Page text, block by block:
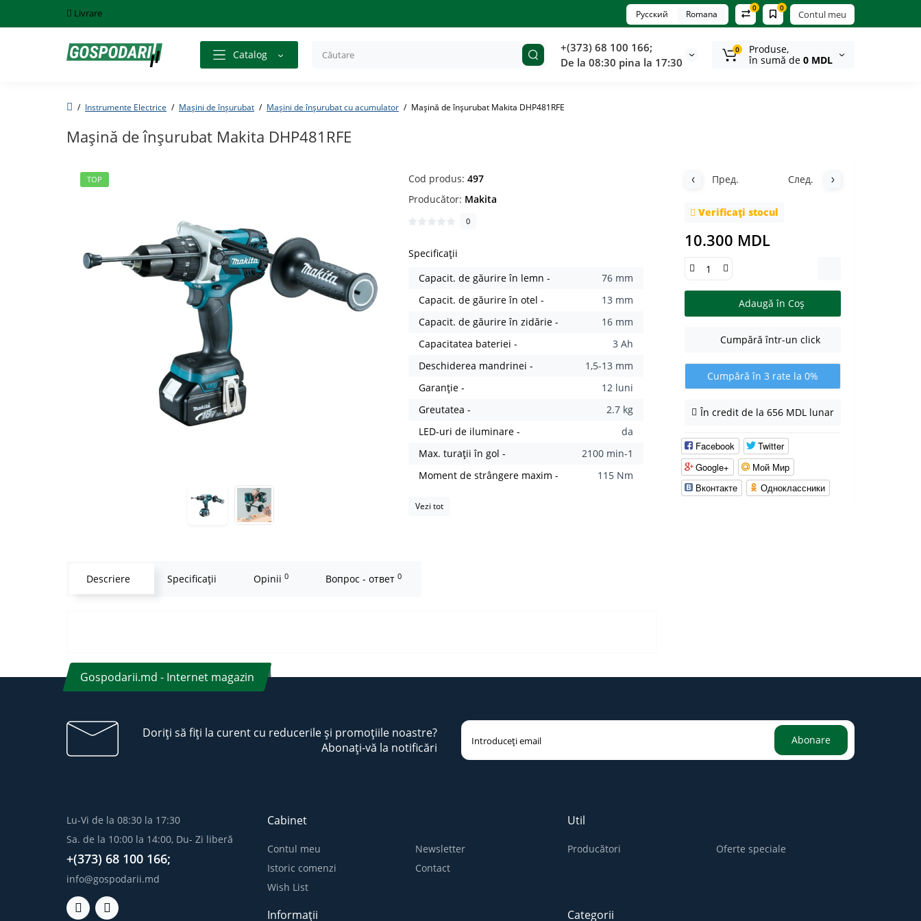
Livrare Contul meu
0
0
Русский Romana
Catalog
+(373) 68 100 166;
De la 08:30 pina la 17:30
0
Produse,
în sumă de 0 MDL
Instrumente Electrice Mașini de înșurubat Mașini de înșurubat cu acumulator Mașină de înșurubat Makita DHP481RFE
Mașină de înșurubat Makita DHP481RFE
TOP Cod produs:497
Producător: Makita
0
Specificații
Capacit. de găurire în lemn -
76 mm
Capacit. de găurire în otel -
13 mm
Capacit. de găurire în zidărie -
16 mm
Capacitatea bateriei -
3 Ah
Deschiderea mandrinei -
1,5-13 mm
Garanție -
12 luni
Greutatea -
2.7 kg
LED-uri de iluminare -
da
Max. turații în gol -
2100 min-1
Moment de strângere maxim -
115 Nm
Vezi tot
Пред. След.
Verificați stocul
10.300 MDL
Adaugă în Coş
Cumpără într-un click
Cumpără în 3 rate la 0%
În credit de la 656 MDL lunar
Facebook
Twitter
Google+
Мой Мир
Вконтакте
Одноклассники
Descriere Specificaţii Opinii 0 Вопрос - ответ 0
Gospodarii.md - Internet magazin
Doriți să fiți la curent cu reducerile și promoțiile noastre?
Abonați-vă la notificări
Abonare
Lu-Vi de la 08:30 la 17:30
Sa. de la 10:00 la 14:00, Du- Zi liberă
+(373) 68 100 166;
info@gospodarii.md
Cabinet
Contul meu
Istoric comenzi
Wish List
Newsletter
Contact
Util
Producători Oferte speciale
Informații Categorii